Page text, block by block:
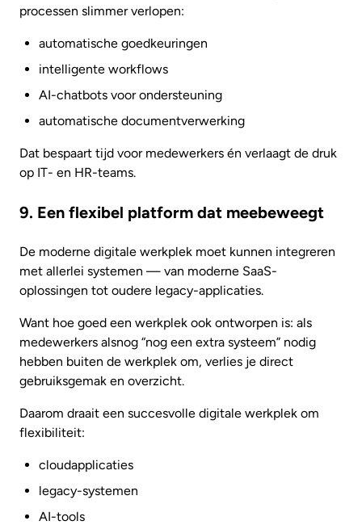
processen slimmer verlopen:
automatische goedkeuringen
intelligente workflows
AI-chatbots voor ondersteuning
automatische documentverwerking
Dat bespaart tijd voor medewerkers én verlaagt de druk
op IT- en HR-teams.
9. Een flexibel platform dat meebeweegt
De moderne digitale werkplek moet kunnen integreren
met allerlei systemen — van moderne SaaS-
oplossingen tot oudere legacy-applicaties.
Want hoe goed een werkplek ook ontworpen is: als
medewerkers alsnog “nog een extra systeem” nodig
hebben buiten de werkplek om, verlies je direct
gebruiksgemak en overzicht.
Daarom draait een succesvolle digitale werkplek om
flexibiliteit:
cloudapplicaties
legacy-systemen
AI-tools